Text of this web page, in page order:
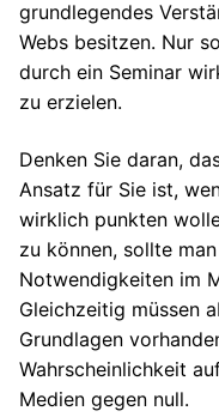
grundlegendes
Webs besitzen. Nur
durch ein Seminar
zu erzielen.
Denken Sie daran,
Ansatz für Sie ist,
wirklich punkten
zu können, sollte
Notwendigkeiten im
Gleichzeitig müssen
Grundlagen
Wahrscheinlichkeit
Medien gegen null.